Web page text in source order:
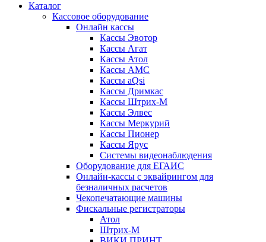
Каталог
Кассовое оборудование
Онлайн кассы
Кассы Эвотор
Кассы Агат
Кассы Атол
Кассы АМС
Кассы aQsi
Кассы Дримкас
Кассы Штрих-М
Кассы Элвес
Кассы Меркурий
Кассы Пионер
Кассы Ярус
Системы видеонаблюдения
Оборудование для ЕГАИС
Онлайн-кассы с эквайрингом для
безналичных расчетов
Чекопечатающие машины
Фискальные регистраторы
Атол
Штрих-М